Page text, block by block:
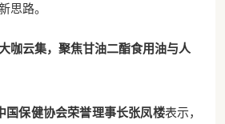
思路。
咖云集，聚焦甘油二酯食用油与人
国保健协会荣誉理事长张凤楼表示，